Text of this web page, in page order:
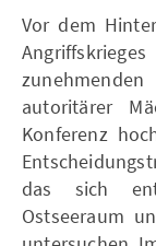
Vor dem
autoritärer
Konferenz
das sich
Ostseeraum